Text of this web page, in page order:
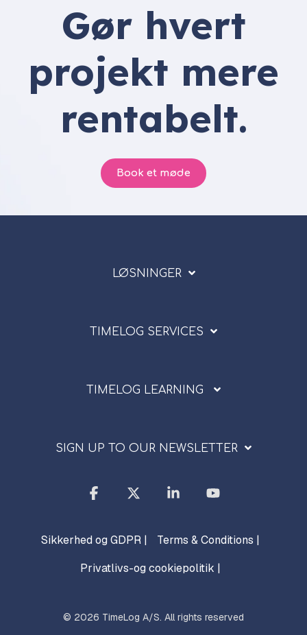
Gør hvert
projekt mere
rentabelt.
Book et møde
LØSNINGER
TIMELOG SERVICES
TIMELOG LEARNING
SIGN UP TO OUR NEWSLETTER
Sikkerhed og GDPR |
Terms & Conditions |
Privatlivs-og cookiepolitik |
© 2026 TimeLog A/S. All rights reserved
Facebook Linkedin